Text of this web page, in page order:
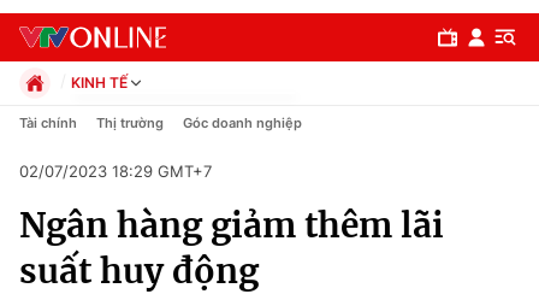
Chuyên mục
Chính trị
KINH TẾ
Chính trị
Pháp luật
Kinh tế
Thể thao
Truyền hình
Tài chính Thị trường Góc doanh nghiệp
02/07/2023 18:29 GMT+7
Ngân hàng giảm thêm lãi
suất huy động